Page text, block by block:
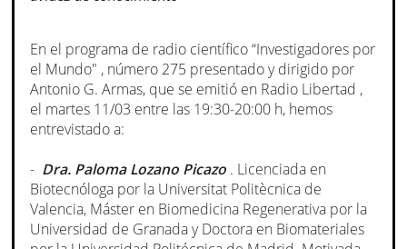
En el programa de radio científico “Investigadores por
el Mundo" , número 275 presentado y dirigido por
Antonio G. Armas, que se emitió en Radio Libertad ,
el martes 11/03 entre las 19:30-20:00 h, hemos
entrevistado a:
- Dra. Paloma Lozano Picazo . Licenciada en
Biotecnóloga por la Universitat Politècnica de
Valencia, Máster en Biomedicina Regenerativa por la
Universidad de Granada y Doctora en Biomateriales